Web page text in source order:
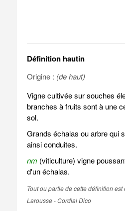
Définition hautin
Origine : (de haut)
Vigne cultivée sur souches
branches à fruits sont à une
sol.
Grands échalas ou arbre qui
ainsi conduites.
nm (viticulture) vigne
d'un échalas.
Tout ou partie de cette définition
Larousse - Cordial Dico